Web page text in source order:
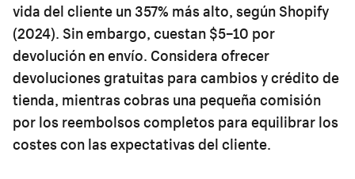
vida del cliente un 357% más alto, según Shopify
(2024). Sin embargo, cuestan $5–10 por
devolución en envío. Considera ofrecer
devoluciones gratuitas para cambios y crédito de
tienda, mientras cobras una pequeña comisión
por los reembolsos completos para equilibrar los
costes con las expectativas del cliente.